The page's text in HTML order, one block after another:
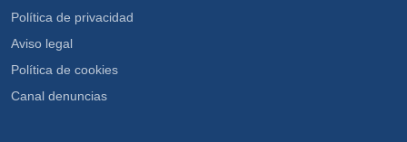
Política de privacidad
Aviso legal
Política de cookies
Canal denuncias